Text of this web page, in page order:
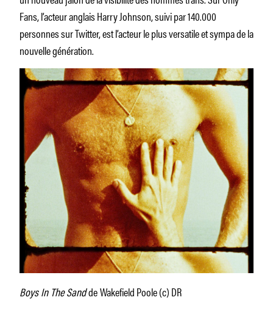
Fans, l’acteur anglais Harry Johnson, suivi par 140.000
personnes sur Twitter, est l’acteur le plus versatile et sympa de la
nouvelle génération.
Boys In The SanddeWakefield Poole (c) DR